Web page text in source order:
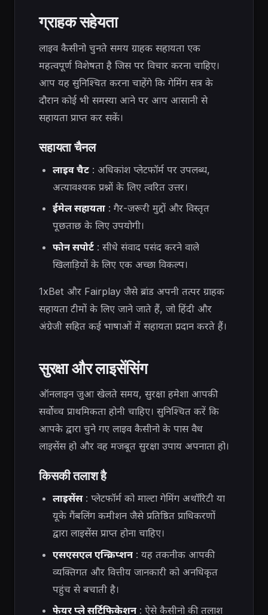
ग्राहक सहेयता
लाइव कैसीनो चुनते समय ग्राहक सहायता एक
महत्वपूर्ण विशेषता है जिस पर विचार करना चाहिए।
आप यह सुनिश्चित करना चाहेंगे कि गेमिंग सत्र के
दौरान कोई भी समस्या आने पर आप आसानी से
सहायता प्राप्त कर सकें।
सहायता चैनल
लाइव चैट: अधिकांश प्लेटफॉर्म पर उपलब्ध,
अत्यावश्यक प्रश्नों के लिए त्वरित उत्तर।
ईमेल सहायता: गैर-जरूरी मुद्दों और विस्तृत
पूछताछ के लिए उपयोगी।
फोन सपोर्ट: सीधे संवाद पसंद करने वाले
खिलाड़ियों के लिए एक अच्छा विकल्प।
1xBet और Fairplay जैसे ब्रांड अपनी तत्पर ग्राहक
सहायता टीमों के लिए जाने जाते हैं, जो हिंदी और
अंग्रेजी सहित कई भाषाओं में सहायता प्रदान करते हैं।
सुरक्षा और लाइसेंसिंग
ऑनलाइन जुआ खेलते समय, सुरक्षा हमेशा आपकी
सर्वोच्च प्राथमिकता होनी चाहिए। सुनिश्चित करें कि
आपके द्वारा चुने गए लाइव कैसीनो के पास वैध
लाइसेंस हो और वह मजबूत सुरक्षा उपाय अपनाता हो।
किसकी तलाश है
लाइसेंस: प्लेटफॉर्म को माल्टा गेमिंग अथॉरिटी या
यूके गैंबलिंग कमीशन जैसे प्रतिष्ठित प्राधिकरणों
द्वारा लाइसेंस प्राप्त होना चाहिए।
एसएसएल एन्क्रिप्शन: यह तकनीक आपकी
व्यक्तिगत और वित्तीय जानकारी को अनधिकृत
पहुंच से बचाती है।
फेयर प्ले सर्टिफिकेशन: ऐसे कैसीनो की तलाश